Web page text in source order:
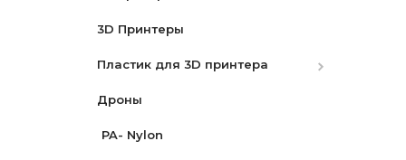
Фотопленка цветная
3D Принтеры
Пластик для 3D принтера
PLA
PLA Pro
PA- Nylon
Дроны